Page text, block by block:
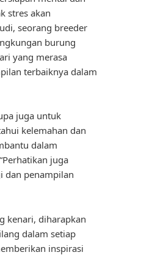
stres akan
seorang breeder
burung
yang merasa
terbaiknya dalam
juga untuk
kelemahan dan
dalam
juga
dan penampilan
kenari, diharapkan
dalam setiap
inspirasi